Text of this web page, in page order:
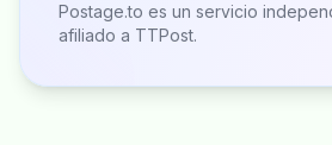
Postage.to es un servicio
afiliado a TTPost.